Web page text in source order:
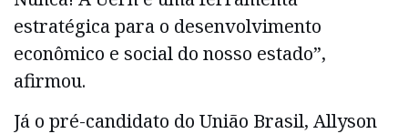
estratégica para o desenvolvimento
econômico e social do nosso estado”,
afirmou.
Já o pré-candidato do União Brasil, Allyson